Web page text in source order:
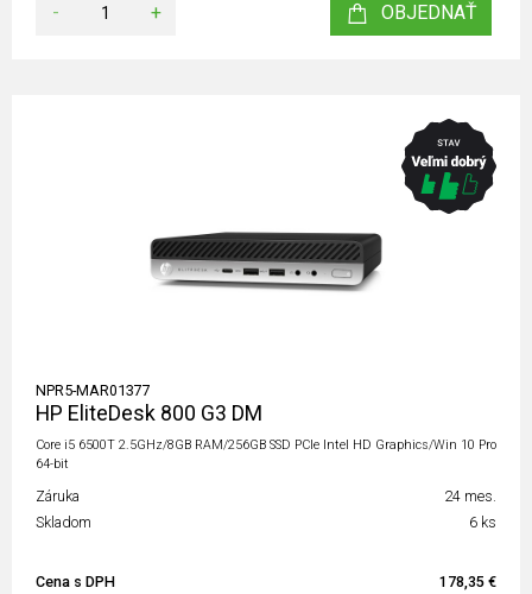
- + OBJEDNAŤ
NPR5-MAR01377
HP EliteDesk 800 G3 DM
Core i5 6500T 2.5GHz/8GB RAM/256GB SSD PCIe Intel HD Graphics/Win 10 Pro
64-bit
Záruka
24 mes.
Skladom
6 ks
Cena s DPH 178,35 €